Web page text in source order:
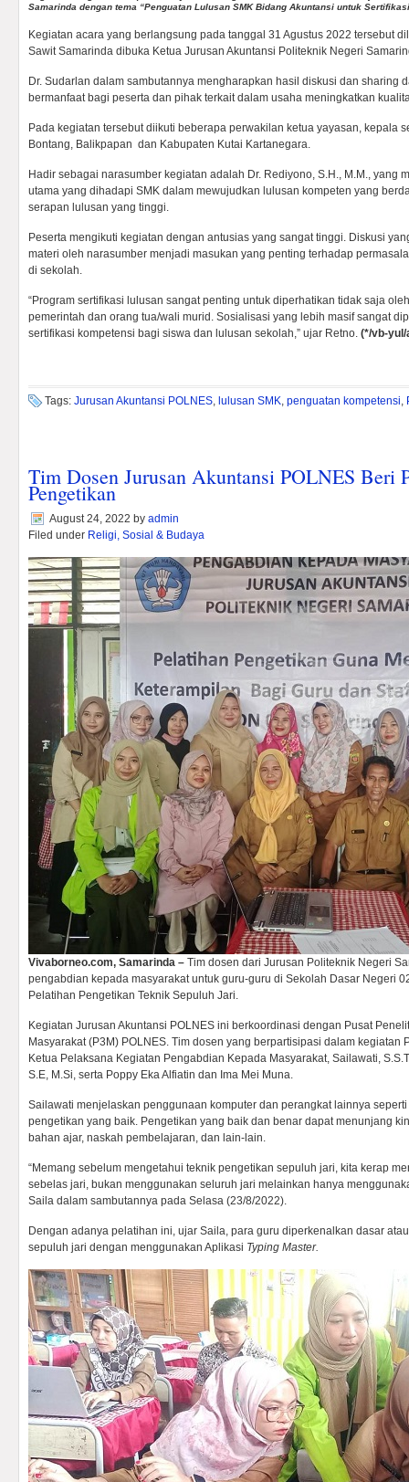
Samarinda dengan tema “Penguatan Lulusan SMK Bidang Akuntansi untuk
Kegiatan acara yang berlangsung pada tanggal 31 Agustus 2022 tersebut
Sawit Samarinda dibuka Ketua Jurusan Akuntansi Politeknik Negeri
Dr. Sudarlan dalam sambutannya mengharapkan hasil diskusi dan sharing
bermanfaat bagi peserta dan pihak terkait dalam usaha meningkatkan
Pada kegiatan tersebut diikuti beberapa perwakilan ketua yayasan, kepala
Bontang, Balikpapan dan Kabupaten Kutai Kartanegara.
Hadir sebagai narasumber kegiatan adalah Dr. Rediyono, S.H., M.M., yang
utama yang dihadapi SMK dalam mewujudkan lulusan kompeten yang
serapan lulusan yang tinggi.
Peserta mengikuti kegiatan dengan antusias yang sangat tinggi. Diskusi
materi oleh narasumber menjadi masukan yang penting terhadap
di sekolah.
“Program sertifikasi lulusan sangat penting untuk diperhatikan tidak saja
pemerintah dan orang tua/wali murid. Sosialisasi yang lebih masif sangat
sertifikasi kompetensi bagi siswa dan lulusan sekolah,” ujar Retno. (*/vb-yul/
Tags: Jurusan Akuntansi POLNES, lulusan SMK, penguatan kompetensi,
Tim Dosen Jurusan Akuntansi POLNES Beri
Pengetikan
August 24, 2022 by admin
Filed under Religi, Sosial & Budaya
Vivaborneo.com, Samarinda – Tim dosen dari Jurusan Politeknik Negeri
pengabdian kepada masyarakat untuk guru-guru di Sekolah Dasar Negeri
Pelatihan Pengetikan Teknik Sepuluh Jari.
Kegiatan Jurusan Akuntansi POLNES ini berkoordinasi dengan Pusat
Masyarakat (P3M) POLNES. Tim dosen yang berpartisipasi dalam kegiatan
Ketua Pelaksana Kegiatan Pengabdian Kepada Masyarakat, Sailawati,
S.E, M.Si, serta Poppy Eka Alfiatin dan Ima Mei Muna.
Sailawati menjelaskan penggunaan komputer dan perangkat lainnya
pengetikan yang baik. Pengetikan yang baik dan benar dapat menunjang
bahan ajar, naskah pembelajaran, dan lain-lain.
“Memang sebelum mengetahui teknik pengetikan sepuluh jari, kita kerap
sebelas jari, bukan menggunakan seluruh jari melainkan hanya
Saila dalam sambutannya pada Selasa (23/8/2022).
Dengan adanya pelatihan ini, ujar Saila, para guru diperkenalkan dasar
sepuluh jari dengan menggunakan Aplikasi Typing Master.